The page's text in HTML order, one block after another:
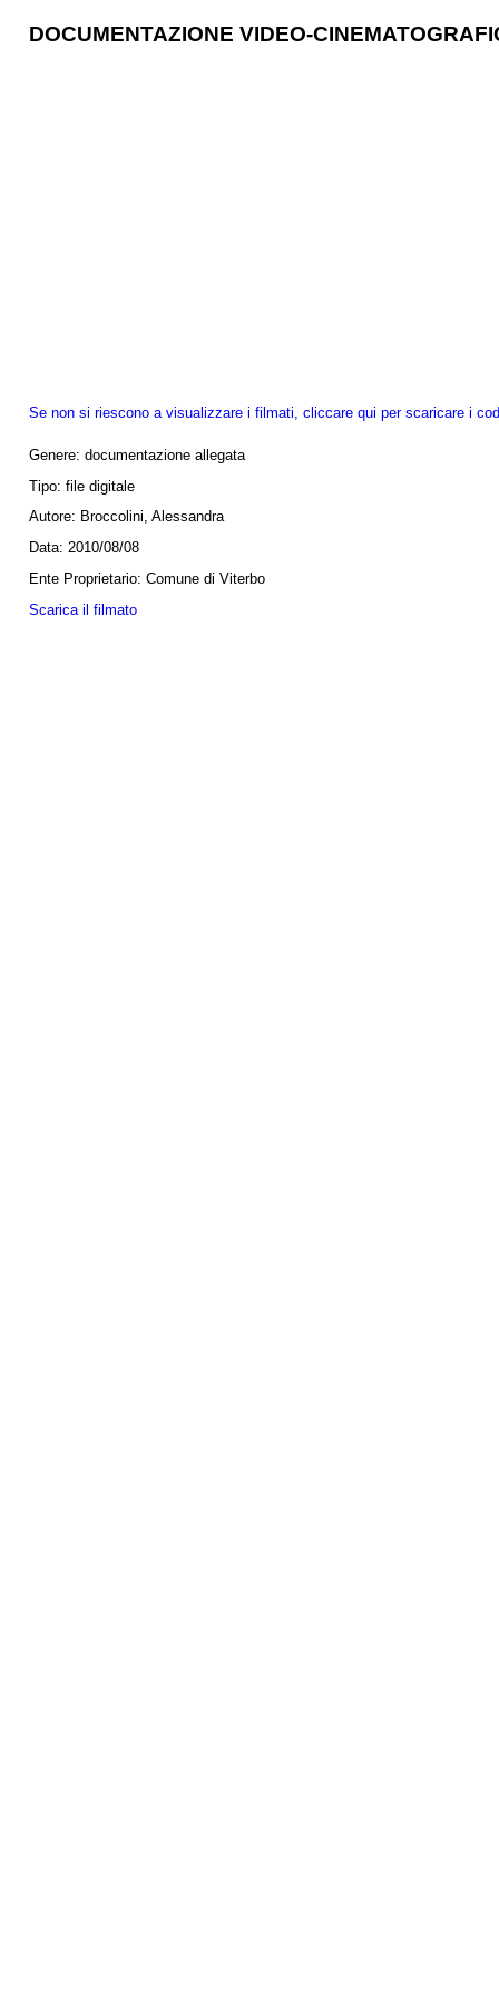
DOCUMENTAZIONE VIDEO-
Se non si riescono a visualizzare i filmati, cliccare qui per scaricare i
Genere: documentazione allegata
Tipo: file digitale
Autore: Broccolini, Alessandra
Data: 2010/08/08
Ente Proprietario: Comune di Viterbo
Scarica il filmato